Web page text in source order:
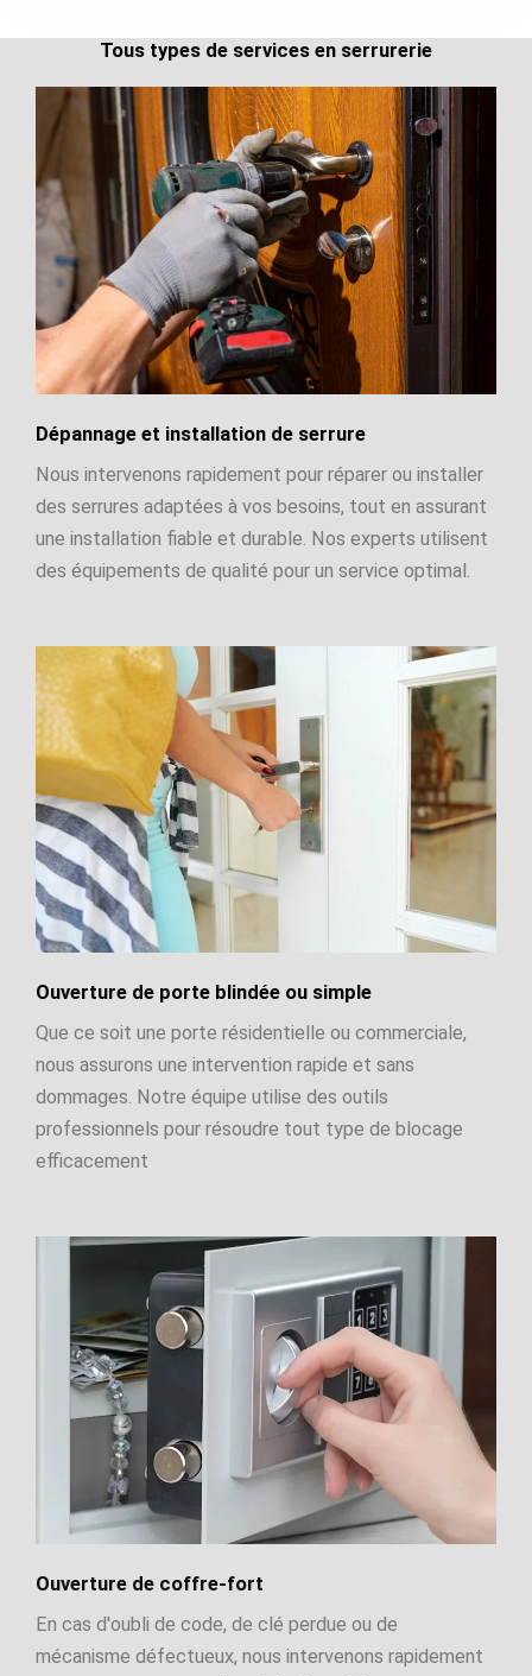
Tous types de services en serrurerie
Dépannage et installation de serrure
Nous intervenons rapidement pour réparer ou installer
des serrures adaptées à vos besoins, tout en assurant
une installation fiable et durable. Nos experts utilisent
des équipements de qualité pour un service optimal.
Ouverture de porte blindée ou simple
Que ce soit une porte résidentielle ou commerciale,
nous assurons une intervention rapide et sans
dommages. Notre équipe utilise des outils
professionnels pour résoudre tout type de blocage
efficacement
Ouverture de coffre-fort
En cas d'oubli de code, de clé perdue ou de
mécanisme défectueux, nous intervenons rapidement